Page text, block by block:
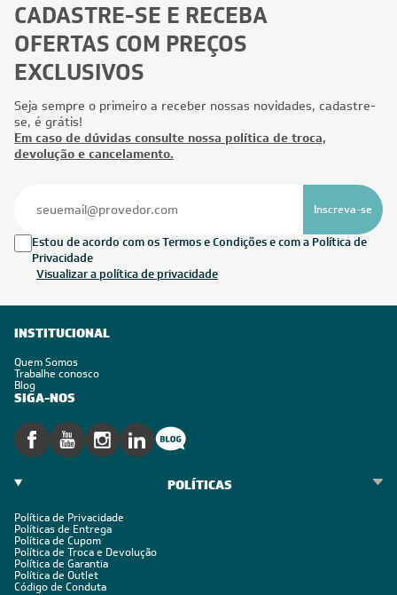
CADASTRE-SE E RECEBA
OFERTAS COM PREÇOS
EXCLUSIVOS
Seja sempre o primeiro a receber nossas novidades, cadastre-
se, é grátis!
Em caso de dúvidas consulte nossa política de troca,
devolução e cancelamento.
Inscreva-se
Estou de acordo com os Termos e Condições e com a Política de
Privacidade
Visualizar a política de privacidade
INSTITUCIONAL
Quem Somos
Trabalhe conosco
Blog
SIGA-NOS
POLÍTICAS
Política de Privacidade
Políticas de Entrega
Política de Cupom
Política de Troca e Devolução
Política de Garantia
Política de Outlet
Código de Conduta